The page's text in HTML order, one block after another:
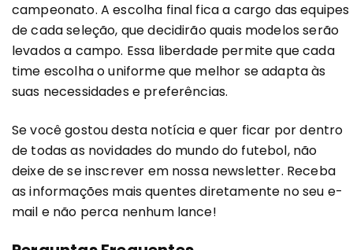
campeonato. A escolha final fica a cargo das equipes
de cada seleção, que decidirão quais modelos serão
levados a campo. Essa liberdade permite que cada
time escolha o uniforme que melhor se adapta às
suas necessidades e preferências.
Se você gostou desta notícia e quer ficar por dentro
de todas as novidades do mundo do futebol, não
deixe de se inscrever em nossa newsletter. Receba
as informações mais quentes diretamente no seu e-
mail e não perca nenhum lance!